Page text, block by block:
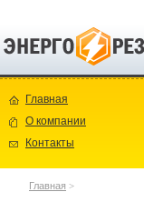
Главная
О компании
Контакты
Главная >